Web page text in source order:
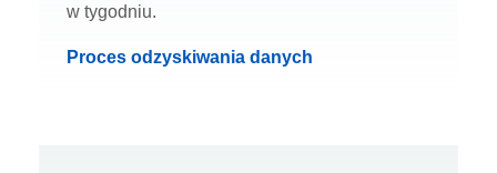
w tygodniu.
Proces odzyskiwania danych